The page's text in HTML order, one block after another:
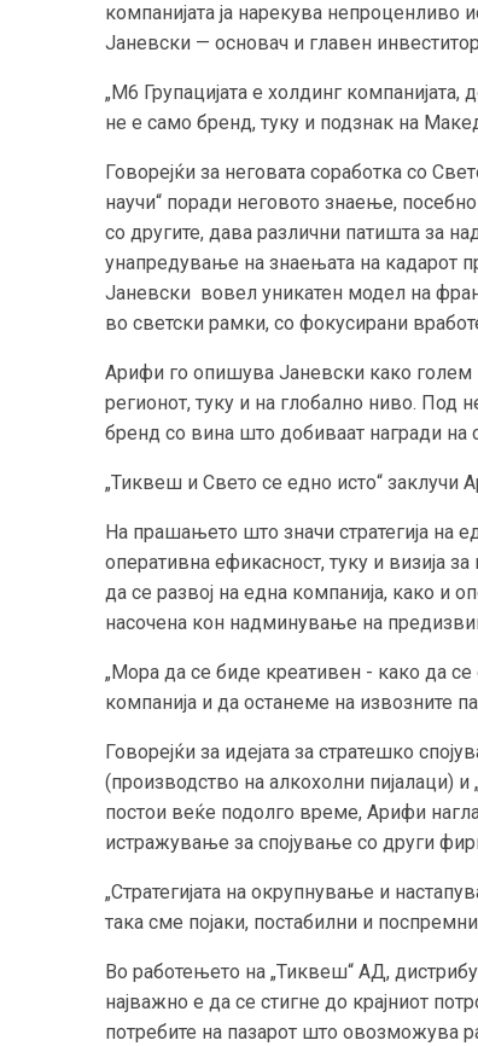
компанијата ја нарекува непроценливо
Јаневски — основач и главен
„М6 Групацијата е холдинг
не е само бренд, туку и подзнак на
Говорејќи за неговата соработка со
научи“ поради неговото знаење,
со другите, дава различни патишта за
унапредување на знаењата на кадарот
Јаневски вовел уникатен модел на
во светски рамки, со фокусирани
Арифи го опишува Јаневски како голем
регионот, туку и на глобално ниво. Под
бренд со вина што добиваат награди на
„Тиквеш и Свето се едно исто“ заклучи
На прашањето што значи стратегија на
оперативна ефикасност, туку и визија
да се развој на една компанија, како и
насочена кон надминување на
„Мора да се биде креативен - како да
компанија и да останеме на извозните
Говорејќи за идејата за стратешко
(производство на алкохолни пијалаци) и
постои веќе подолго време, Арифи
истражување за спојување со други
„Стратегијата на окрупнување и
така сме појаки, постабилни и
Во работењето на „Тиквеш“ АД,
најважно е да се стигне до крајниот
потребите на пазарот што овозможува